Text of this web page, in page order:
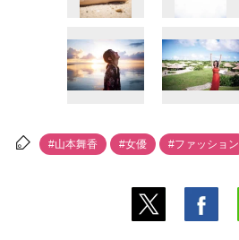
#山本舞香 #女優 #ファッション